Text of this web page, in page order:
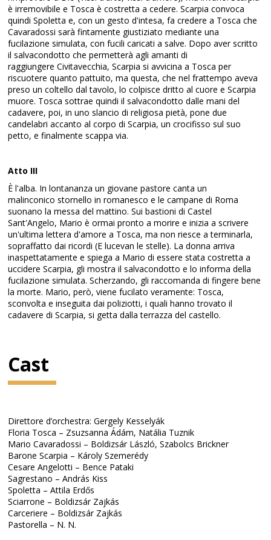
è irremovibile e Tosca è costretta a cedere. Scarpia convoca
quindi Spoletta e, con un gesto d'intesa, fa credere a Tosca che
Cavaradossi sarà fintamente giustiziato mediante una
fucilazione simulata, con fucili caricati a salve. Dopo aver scritto
il salvacondotto che permetterà agli amanti di
raggiungere Civitavecchia, Scarpia si avvicina a Tosca per
riscuotere quanto pattuito, ma questa, che nel frattempo aveva
preso un coltello dal tavolo, lo colpisce dritto al cuore e Scarpia
muore. Tosca sottrae quindi il salvacondotto dalle mani del
cadavere, poi, in uno slancio di religiosa pietà, pone due
candelabri accanto al corpo di Scarpia, un crocifisso sul suo
petto, e finalmente scappa via.
Atto III
È l'alba. In lontananza un giovane pastore canta un
malinconico stornello in romanesco e le campane di Roma
suonano la messa del mattino. Sui bastioni di Castel
Sant'Angelo, Mario è ormai pronto a morire e inizia a scrivere
un'ultima lettera d'amore a Tosca, ma non riesce a terminarla,
sopraffatto dai ricordi (E lucevan le stelle). La donna arriva
inaspettatamente e spiega a Mario di essere stata costretta a
uccidere Scarpia, gli mostra il salvacondotto e lo informa della
fucilazione simulata. Scherzando, gli raccomanda di fingere bene
la morte. Mario, però, viene fucilato veramente: Tosca,
sconvolta e inseguita dai poliziotti, i quali hanno trovato il
cadavere di Scarpia, si getta dalla terrazza del castello.
Cast
Direttore d’orchestra: Gergely Kesselyák
Floria Tosca – Zsuzsanna Ádám, Natália Tuznik
Mario Cavaradossi – Boldizsár László, Szabolcs Brickner
Barone Scarpia – Károly Szemerédy
Cesare Angelotti – Bence Pataki
Sagrestano – András Kiss
Spoletta – Attila Erdős
Sciarrone – Boldizsár Zajkás
Carceriere – Boldizsár Zajkás
Pastorella – N. N.